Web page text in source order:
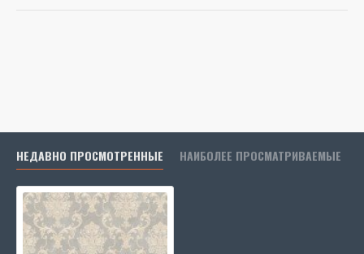
НЕДАВНО ПРОСМОТРЕННЫЕ НАИБОЛЕЕ ПРОСМАТРИВАЕМЫЕ